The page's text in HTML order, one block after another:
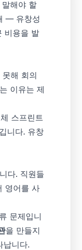
해야 할
— 유창성
비용을 발
해 회의
이유는 제
스프린트
니다. 유창
다. 직원들
영어를 사
문제입니
을 만들지
납니다.